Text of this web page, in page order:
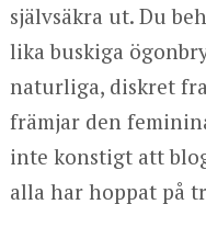
självsäkra ut. Du
lika buskiga
naturliga, diskret
främjar den
inte konstigt att
alla har hoppat på